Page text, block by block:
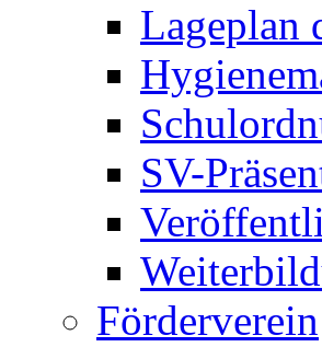
Lageplan
SV-
Förderverein